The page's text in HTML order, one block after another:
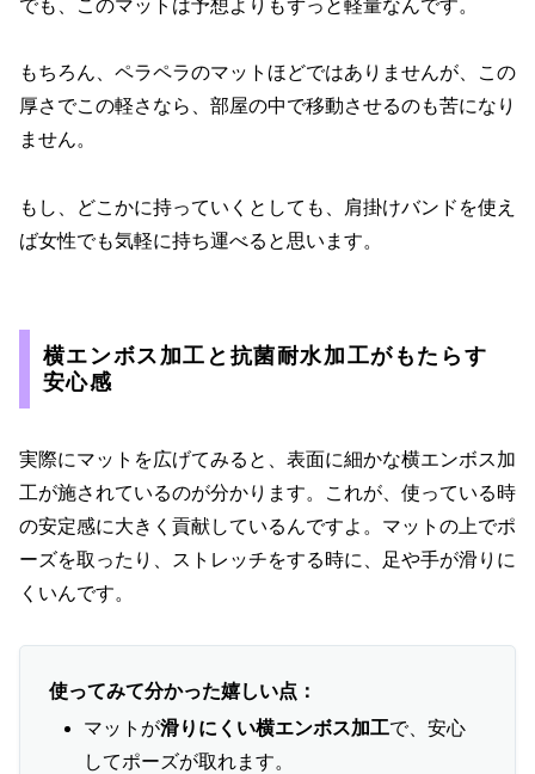
でも、このマットは予想よりもずっと軽量なんです。
もちろん、ペラペラのマットほどではありませんが、この
厚さでこの軽さなら、部屋の中で移動させるのも苦になり
ません。
もし、どこかに持っていくとしても、肩掛けバンドを使え
ば女性でも気軽に持ち運べると思います。
横エンボス加工と抗菌耐水加工がもたらす
安心感
実際にマットを広げてみると、表面に細かな横エンボス加
工が施されているのが分かります。これが、使っている時
の安定感に大きく貢献しているんですよ。マットの上でポ
ーズを取ったり、ストレッチをする時に、足や手が滑りに
くいんです。
使ってみて分かった嬉しい点：
マットが滑りにくい横エンボス加工で、安心
してポーズが取れます。